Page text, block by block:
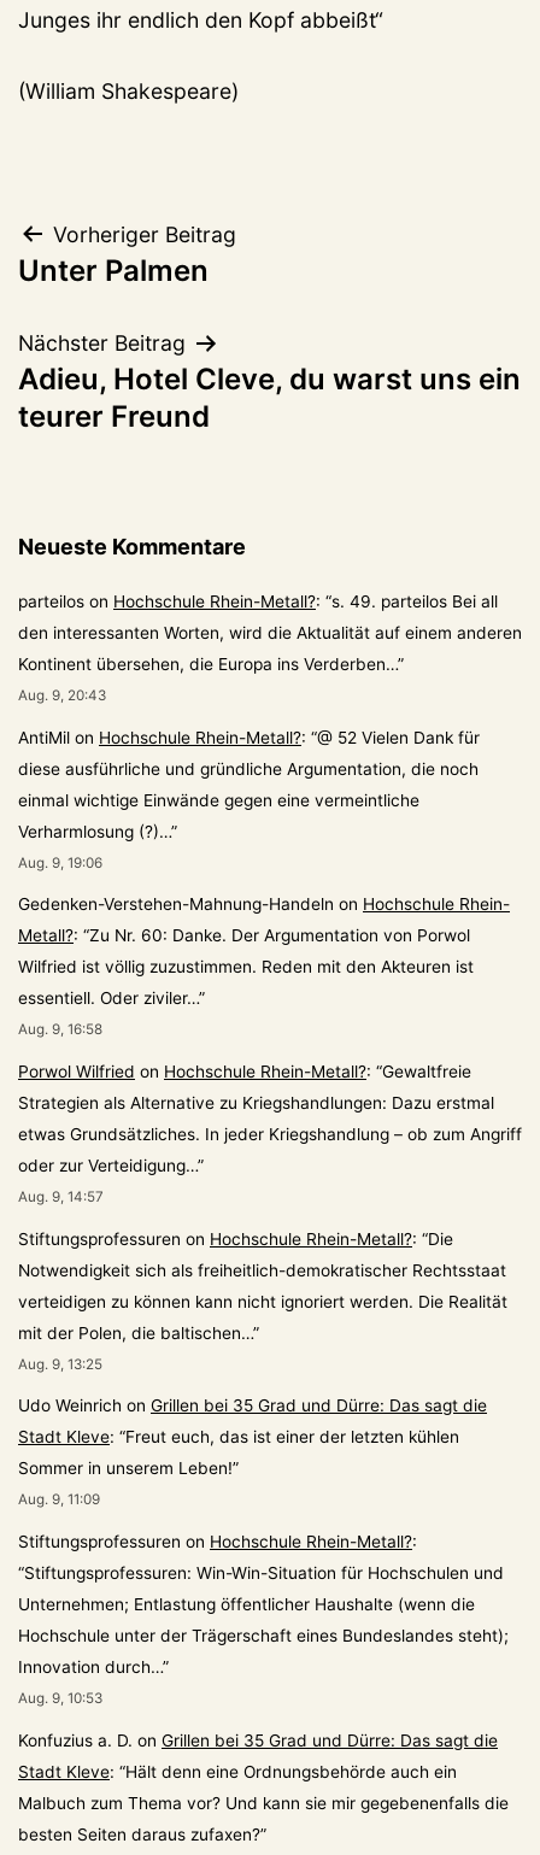
Junges ihr endlich den Kopf abbeißt“
(William Shakespeare)
Beitragsnavigation
Vorheriger Beitrag
Unter Palmen
Nächster Beitrag
Adieu, Hotel Cleve, du warst uns ein
teurer Freund
Neueste Kommentare
parteilos on Hochschule Rhein-Metall?: “s. 49. parteilos Bei all
den interessanten Worten, wird die Aktualität auf einem anderen
Kontinent übersehen, die Europa ins Verderben…”
Aug. 9, 20:43
AntiMil on Hochschule Rhein-Metall?: “@ 52 Vielen Dank für
diese ausführliche und gründliche Argumentation, die noch
einmal wichtige Einwände gegen eine vermeintliche
Verharmlosung (?)…”
Aug. 9, 19:06
Gedenken-Verstehen-Mahnung-Handeln on Hochschule Rhein-
Metall?: “Zu Nr. 60: Danke. Der Argumentation von Porwol
Wilfried ist völlig zuzustimmen. Reden mit den Akteuren ist
essentiell. Oder ziviler…”
Aug. 9, 16:58
Porwol Wilfried on Hochschule Rhein-Metall?: “Gewaltfreie
Strategien als Alternative zu Kriegshandlungen: Dazu erstmal
etwas Grundsätzliches. In jeder Kriegshandlung – ob zum Angriff
oder zur Verteidigung…”
Aug. 9, 14:57
Stiftungsprofessuren on Hochschule Rhein-Metall?: “Die
Notwendigkeit sich als freiheitlich-demokratischer Rechtsstaat
verteidigen zu können kann nicht ignoriert werden. Die Realität
mit der Polen, die baltischen…”
Aug. 9, 13:25
Udo Weinrich on Grillen bei 35 Grad und Dürre: Das sagt die
Stadt Kleve: “Freut euch, das ist einer der letzten kühlen
Sommer in unserem Leben!”
Aug. 9, 11:09
Stiftungsprofessuren on Hochschule Rhein-Metall?:
“Stiftungsprofessuren: Win-Win-Situation für Hochschulen und
Unternehmen; Entlastung öffentlicher Haushalte (wenn die
Hochschule unter der Trägerschaft eines Bundeslandes steht);
Innovation durch…”
Aug. 9, 10:53
Konfuzius a. D. on Grillen bei 35 Grad und Dürre: Das sagt die
Stadt Kleve: “Hält denn eine Ordnungsbehörde auch ein
Malbuch zum Thema vor? Und kann sie mir gegebenenfalls die
besten Seiten daraus zufaxen?”